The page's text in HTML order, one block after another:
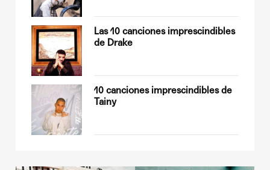
Las 10 canciones imprescindibles
de Drake
10 canciones imprescindibles de
Tainy